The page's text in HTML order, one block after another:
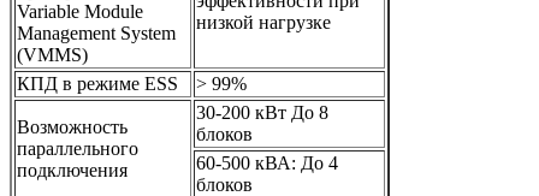
Variable Module
Management System
(VMMS)
низкой нагрузке
КПД в режиме ESS > 99%
Возможность
параллельного
подключения
30-200 кВт До 8
блоков
60-500 кВА: До 4
блоков